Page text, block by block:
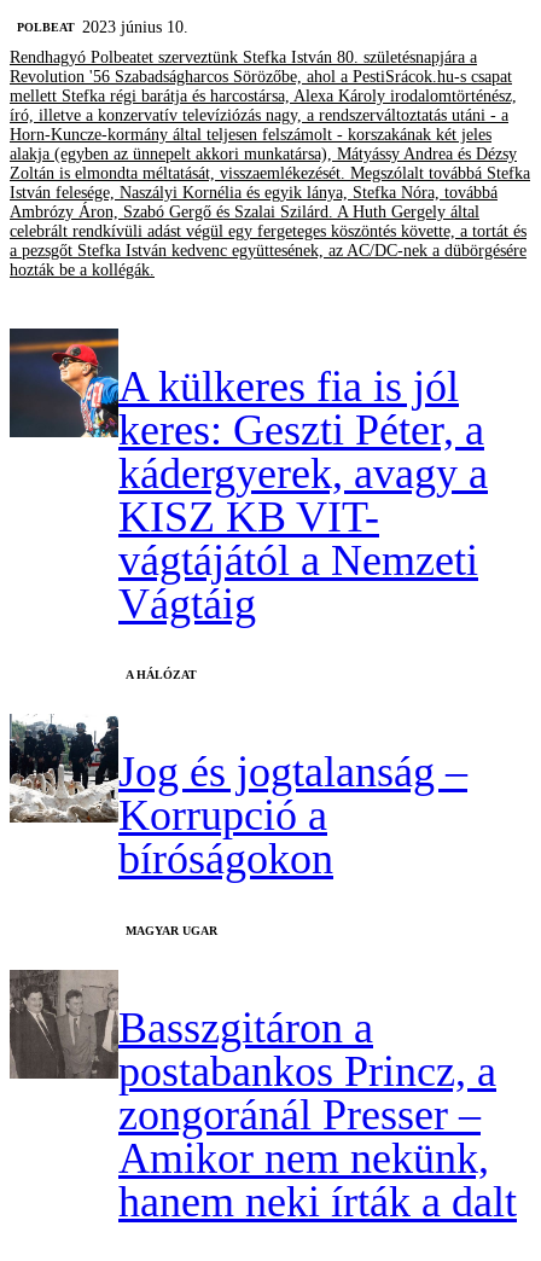
‎POLBEAT
2023 június 10.
Rendhagyó Polbeatet szerveztünk Stefka István 80. születésnapjára a
Revolution '56 Szabadságharcos Sörözőbe, ahol a PestiSrácok.hu-s csapat
mellett Stefka régi barátja és harcostársa, Alexa Károly irodalomtörténész,
író, illetve a konzervatív televíziózás nagy, a rendszerváltoztatás utáni - a
Horn-Kuncze-kormány által teljesen felszámolt - korszakának két jeles
alakja (egyben az ünnepelt akkori munkatársa), Mátyássy Andrea és Dézsy
Zoltán is elmondta méltatását, visszaemlékezését. Megszólalt továbbá Stefka
István felesége, Naszályi Kornélia és egyik lánya, Stefka Nóra, továbbá
Ambrózy Áron, Szabó Gergő és Szalai Szilárd. A Huth Gergely által
celebrált rendkívüli adást végül egy fergeteges köszöntés követte, a tortát és
a pezsgőt Stefka István kedvenc együttesének, az AC/DC-nek a dübörgésére
hozták be a kollégák.
A külkeres fia is jól
keres: Geszti Péter, a
kádergyerek, avagy a
KISZ KB VIT-
vágtájától a Nemzeti
Vágtáig
A HÁLÓZAT
Jog és jogtalanság –
Korrupció a
bíróságokon
MAGYAR UGAR
Basszgitáron a
postabankos Princz, a
zongoránál Presser –
Amikor nem nekünk,
hanem neki írták a dalt